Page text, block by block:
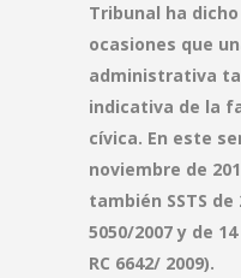
Tribunal ha
ocasiones que
administrativa
indicativa de la
cívica. En este
noviembre de
también SSTS de
5050/2007 y de
RC 6642/ 2009).